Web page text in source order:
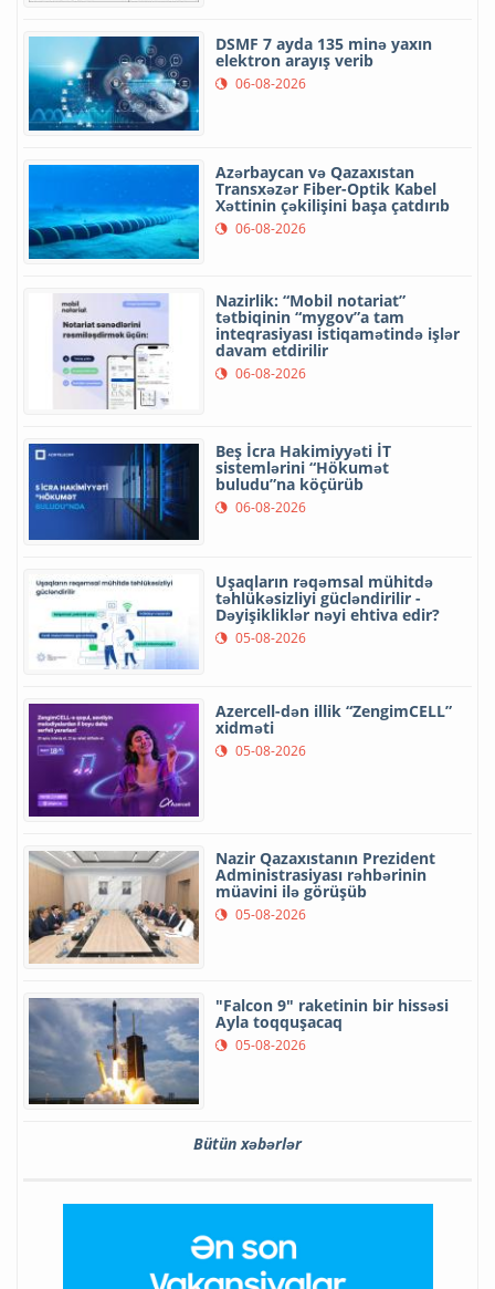
DSMF 7 ayda 135 minə yaxın
elektron arayış verib
06-08-2026
Azərbaycan və Qazaxıstan
Transxəzər Fiber-Optik Kabel
Xəttinin çəkilişini başa çatdırıb
06-08-2026
Nazirlik: “Mobil notariat”
tətbiqinin “mygov”a tam
inteqrasiyası istiqamətində işlər
davam etdirilir
06-08-2026
Beş İcra Hakimiyyəti İT
sistemlərini “Hökumət
buludu”na köçürüb
06-08-2026
Uşaqların rəqəmsal mühitdə
təhlükəsizliyi gücləndirilir -
Dəyişikliklər nəyi ehtiva edir?
05-08-2026
Azercell-dən illik “ZengimCELL”
xidməti
05-08-2026
Nazir Qazaxıstanın Prezident
Administrasiyası rəhbərinin
müavini ilə görüşüb
05-08-2026
"Falcon 9" raketinin bir hissəsi
Ayla toqquşacaq
05-08-2026
Bütün xəbərlər